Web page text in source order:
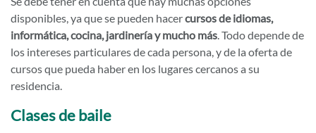
disponibles, ya que se pueden hacercursos de idiomas,
informática, cocina, jardinería y mucho más. Todo depende de
los intereses particulares de cada persona, y de la oferta de
cursos que pueda haber en los lugares cercanos a su
residencia.
Clases de baile